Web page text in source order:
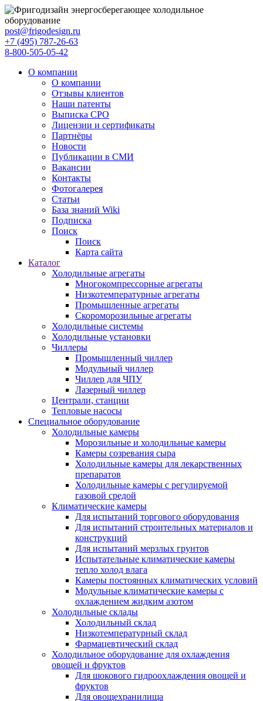
post@frigodesign.ru
+7 (495) 787-26-63
8-800-505-05-42
О компании
О компании
Отзывы клиентов
Наши патенты
Выписка СРО
Лицензии и сертификаты
Партнёры
Новости
Публикации в СМИ
Вакансии
Контакты
Фотогалерея
Статьи
База знаний Wiki
Подписка
Поиск
Поиск
Карта сайта
Каталог
Холодильные агрегаты
Многокомпрессорные агрегаты
Низкотемпературные агрегаты
Промышленные агрегаты
Скороморозильные агрегаты
Холодильные системы
Холодильные установки
Чиллеры
Промышленный чиллер
Модульный чиллер
Чиллер для ЧПУ
Лазерный чиллер
Централи, станции
Тепловые насосы
Специальное оборудование
Холодильные камеры
Морозильные и холодильные камеры
Камеры созревания сыра
Холодильные камеры для лекарственных
препаратов
Холодильные камеры с регулируемой
газовой средой
Климатические камеры
Для испытаний торгового оборудования
Для испытаний строительных материалов и
конструкций
Для испытаний мерзлых грунтов
Испытательные климатические камеры
тепло холод влага
Камеры постоянных климатических условий
Модульные климатические камеры с
охлаждением жидким азотом
Холодильные склады
Холодильный склад
Низкотемпературный склад
Фармацевтический склад
Холодильное оборудование для охлаждения
овощей и фруктов
Для шокового гидроохлаждения овощей и
фруктов
Для овощехранилища